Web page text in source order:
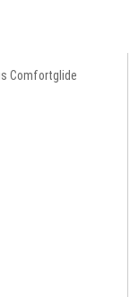
Comfortglide